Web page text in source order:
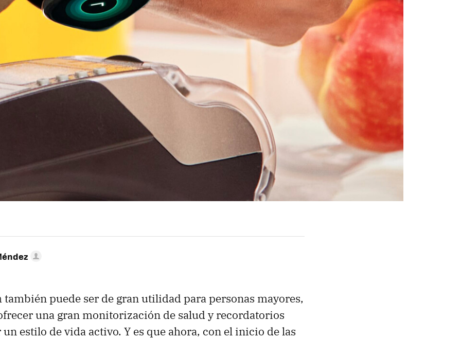
también puede ser de gran utilidad para personas mayores,
una gran monitorización de salud y recordatorios
estilo de vida activo. Y es que ahora, con el inicio de las